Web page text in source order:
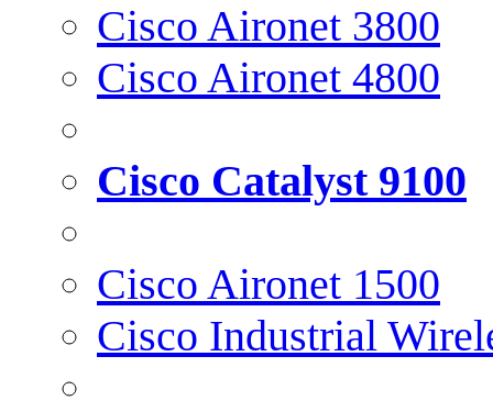
Cisco Aironet 3800
Cisco Aironet 4800
Cisco Catalyst 9100
Cisco Aironet 1500
Cisco Industrial